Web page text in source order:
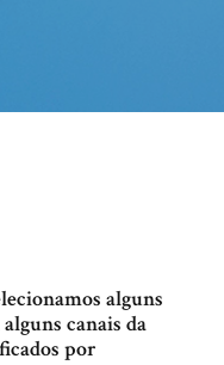
alguns
canais da
por